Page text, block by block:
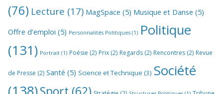
(76) Lecture (17) MagSpace (5) Musique et Danse (5)
Offre d'emploi (5) Personnalités Politiques (1) Politique
(131) Portrait (1) Poésie (2) Prix (2) Regards (2) Rencontres (2) Revue
de Presse (2) Santé (5) Science et Technique (3) Société
(138)Sport (62)